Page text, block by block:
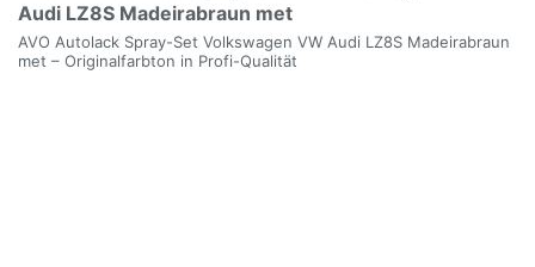
Audi LZ8S Madeirabraun met
AVO Autolack Spray-Set Volkswagen VW Audi LZ8S Madeirabraun
met – Originalfarbton in Profi-Qualität